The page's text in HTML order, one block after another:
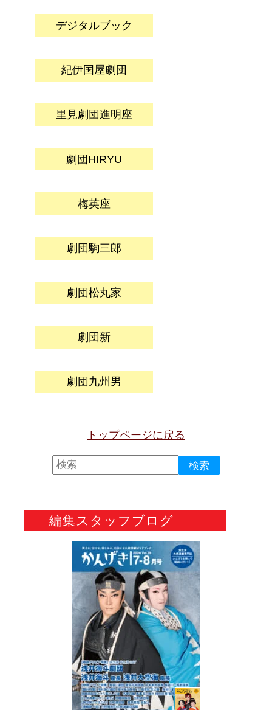
デジタルブック
紀伊国屋劇団
里見劇団進明座
劇団HIRYU
梅英座
劇団駒三郎
劇団松丸家
劇団新
劇団九州男
トップページに戻る
編集スタッフブログ